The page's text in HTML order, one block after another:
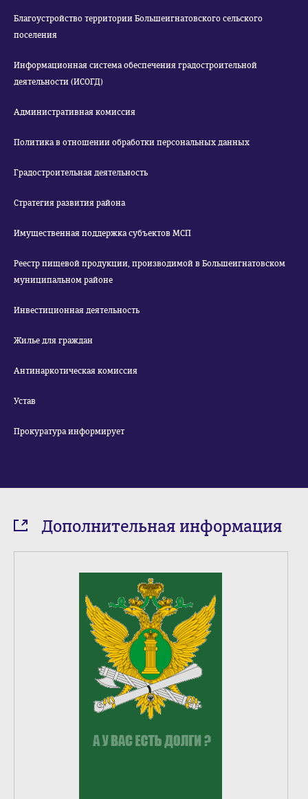
Благоустройство территории Большеигнатовского сельского
поселения
Информационная система обеспечения градостроительной
деятельности (ИСОГД)
Административная комиссия
Политика в отношении обработки персональных данных
Градостроительная деятельность
Стратегия развития района
Имущественная поддержка субъектов МСП
Реестр пищевой продукции, производимой в Большеигнатовском
муниципальном районе
Инвестиционная деятельность
Жилье для граждан
Антинаркотическая комиссия
Устав
Прокуратура информирует
Дополнительная информация